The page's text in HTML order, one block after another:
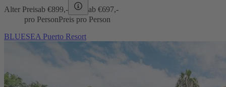
Alter Preisab €899,- ab €697,-
pro PersonPreis pro Person
BLUESEA Puerto Resort